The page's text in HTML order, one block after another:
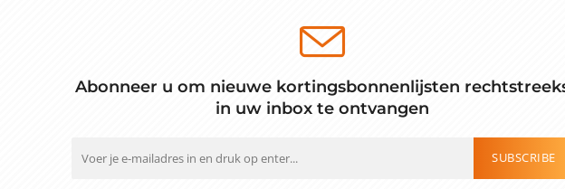
Abonneer u om nieuwe kortingsbonnenlijsten
in uw inbox te ontvangen
SUBSCRIBE